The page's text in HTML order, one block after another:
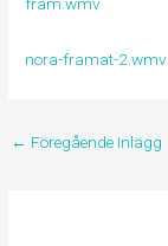
fram.wmv
nora-framat-2.wmv
← Föregående Inlägg